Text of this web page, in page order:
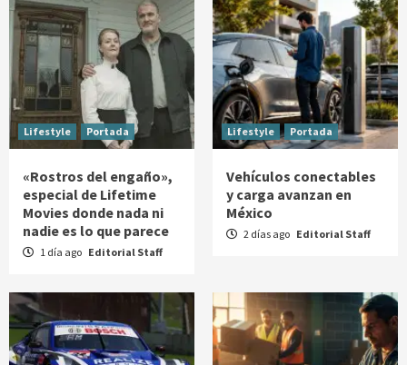
Lifestyle Portada
«Rostros del engaño»,
especial de Lifetime
Movies donde nada ni
nadie es lo que parece
1 día ago Editorial Staff
Lifestyle Portada
Vehículos conectables
y carga avanzan en
México
2 días ago Editorial Staff